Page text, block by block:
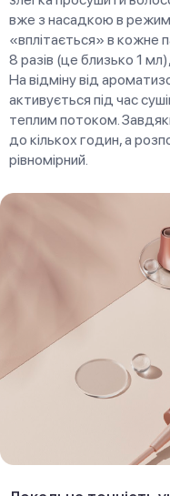
вже з насадкою в
«вплітається» в кожне
8 разів (це близько 1
На відміну від
активується під час
теплим потоком.
до кількох годин, а
рівномірний.